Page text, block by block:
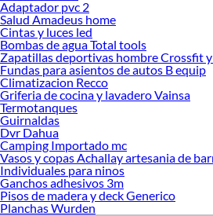
Adaptador pvc 2
Salud Amadeus home
Cintas y luces led
Bombas de agua Total tools
Zapatillas deportivas hombre Crossfit
Fundas para asientos de autos B equip
Climatizacion Recco
Griferia de cocina y lavadero Vainsa
Termotanques
Guirnaldas
Dvr Dahua
Camping Importado mc
Vasos y copas Achallay artesania de
Individuales para ninos
Ganchos adhesivos 3m
Pisos de madera y deck Generico
Planchas Wurden